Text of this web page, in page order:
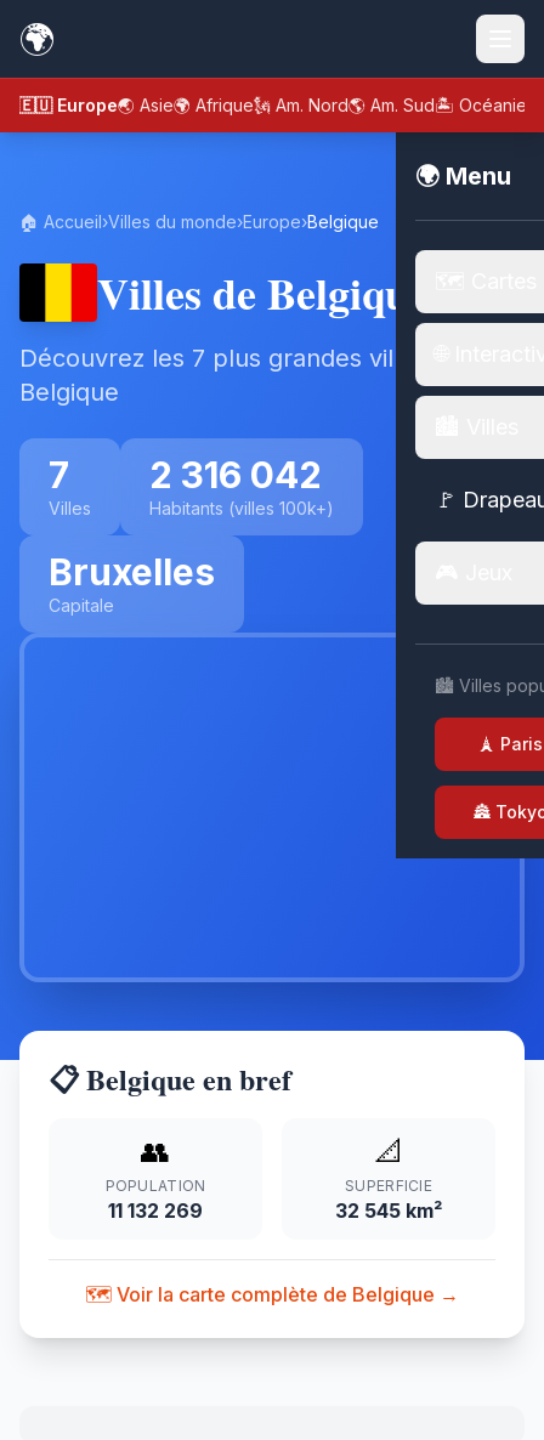
🌍
🇪🇺 Europe🌏 Asie🌍 Afrique🗽 Am. Nord🌎 Am. Sud🏝️ Océanie
🌍 Menu
🚩
🏙️ Villes
🗼 Paris
🏯
🏠 Accueil›Villes du monde›Europe›Belgique
Villes de Belgique
Découvrez les 7 plus grandes villes de
Belgique
7
Villes
2 316 042
Habitants (villes 100k+)
Bruxelles
Capitale
📋 Belgique en bref
👥
POPULATION
11 132 269
📐
SUPERFICIE
32 545 km²
🗺️ Voir la carte complète de Belgique →